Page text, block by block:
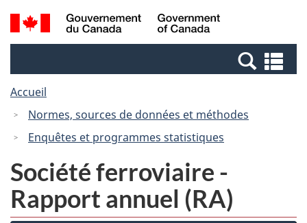
Passer
au
Passer
à
Canada
Recherche
et
et
Accueil
Normes, sources de données et méthodes
Enquêtes et programmes statistiques
Société ferroviaire -
Rapport annuel (RA)